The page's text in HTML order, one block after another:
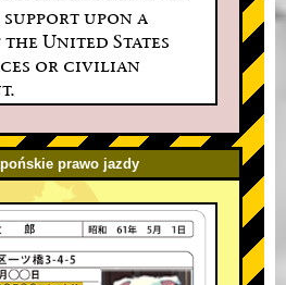
upon a
the United States
or civilian
prawo jazdy